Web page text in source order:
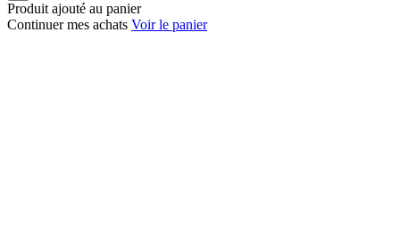
Produit ajouté au panier
Continuer mes achats Voir le panier